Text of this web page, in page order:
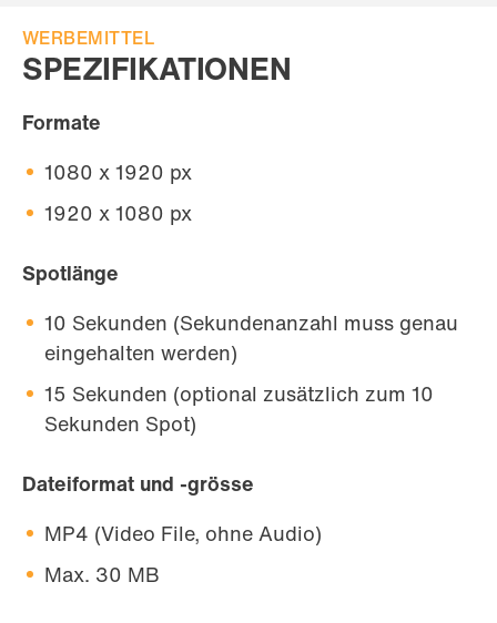
WERBEMITTEL
SPEZIFIKATIONEN
Formate
1080 x 1920 px
1920 x 1080 px
Spotlänge
10 Sekunden (Sekundenanzahl muss genau
eingehalten werden)
15 Sekunden (optional zusätzlich zum 10
Sekunden Spot)
Dateiformat und -grösse
MP4 (Video File, ohne Audio)
Max. 30 MB